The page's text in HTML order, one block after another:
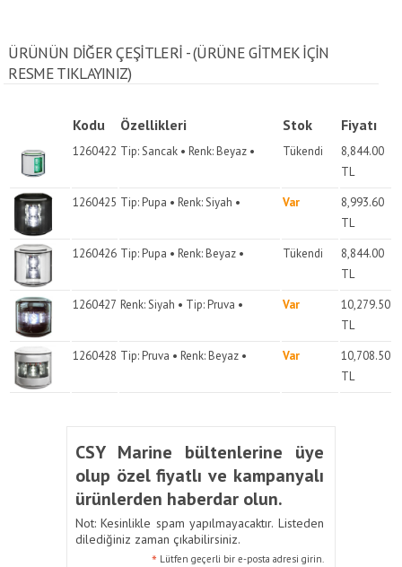
ÜRÜNÜN DİĞER ÇEŞİTLERİ - (ÜRÜNE GITMEK IÇIN
RESME TIKLAYINIZ)
Kodu Özellikleri Stok Fiyatı
1260422 Tip: Sancak • Renk: Beyaz • Tükendi
8,844.00
TL
1260425 Tip: Pupa • Renk: Siyah • Var
8,993.60
TL
1260426 Tip: Pupa • Renk: Beyaz • Tükendi
8,844.00
TL
1260427 Renk: Siyah • Tip: Pruva • Var
10,279.50
TL
1260428 Tip: Pruva • Renk: Beyaz • Var
10,708.50
TL
CSY Marine bültenlerine üye
olup özel fiyatlı ve kampanyalı
ürünlerden haberdar olun.
Not: Kesinlikle spam yapılmayacaktır. Listeden
dilediğiniz zaman çıkabilirsiniz.
* Lütfen geçerli bir e-posta adresi girin.